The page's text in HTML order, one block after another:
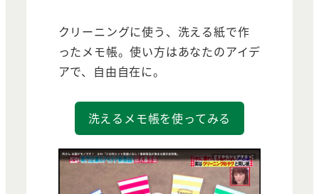
クリーニングに使う、洗える紙で作
ったメモ帳。使い方はあなたのアイデ
アで、自由自在に。
洗えるメモ帳を使ってみる